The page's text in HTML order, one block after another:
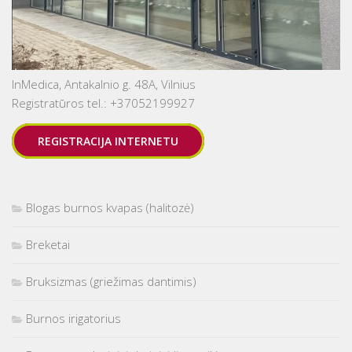
InMedica, Antakalnio g. 48A, Vilnius
Registratūros tel.: +37052199927
REGISTRACIJA INTERNETU
Blogas burnos kvapas (halitozė)
Breketai
Bruksizmas (griežimas dantimis)
Burnos irigatorius